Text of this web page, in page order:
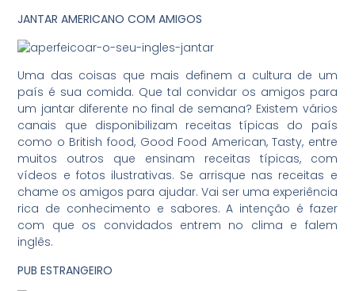
JANTAR AMERICANO COM AMIGOS
Uma das coisas que mais definem a cultura de um
país é sua comida. Que tal convidar os amigos para
um jantar diferente no final de semana? Existem vários
canais que disponibilizam receitas típicas do país
como o British food, Good Food American, Tasty, entre
muitos outros que ensinam receitas típicas, com
vídeos e fotos ilustrativas. Se arrisque nas receitas e
chame os amigos para ajudar. Vai ser uma experiência
rica de conhecimento e sabores. A intenção é fazer
com que os convidados entrem no clima e falem
inglês.
PUB ESTRANGEIRO